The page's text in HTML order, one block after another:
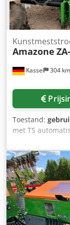
Kassel 304 km
Amazone
Toestand:
met TS
zwenkbaar,
elektronisch
ZA
Dcedpfx Acst A